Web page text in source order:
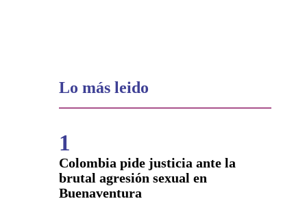
Lo más leido
1
Colombia pide justicia ante la
brutal agresión sexual en
Buenaventura